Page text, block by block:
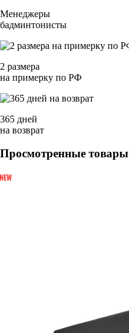
Менеджеры
бадминтонисты
2 размера
на примерку по РФ
365 дней
на возврат
Просмотренные товары